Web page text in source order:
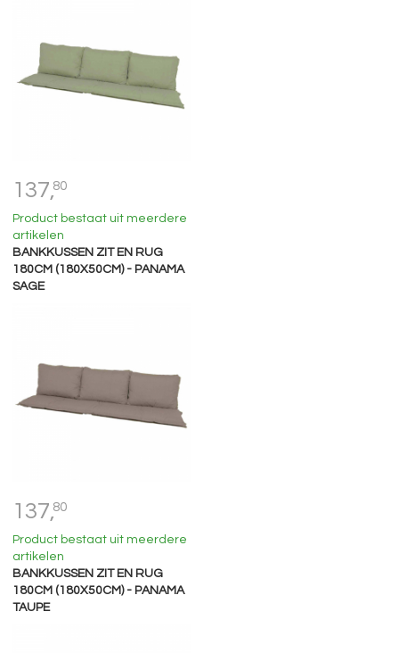
137,80
Product bestaat uit meerdere
artikelen
BANKKUSSEN ZIT EN RUG
180CM (180X50CM) - PANAMA
SAGE
137,80
Product bestaat uit meerdere
artikelen
BANKKUSSEN ZIT EN RUG
180CM (180X50CM) - PANAMA
TAUPE